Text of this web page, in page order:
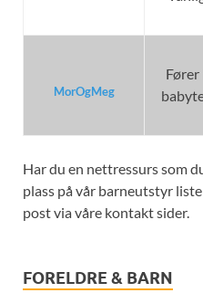
MorOgMeg
Fører
Har du en nettressurs som
plass på vår barneutstyr
post via våre kontakt sider.
FORELDRE & BARN